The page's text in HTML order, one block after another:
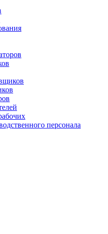
персонала